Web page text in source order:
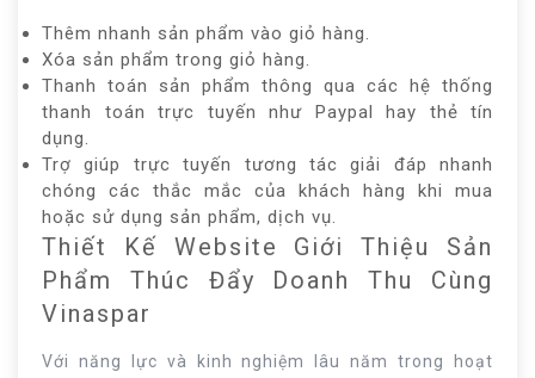
Thêm nhanh sản phẩm vào giỏ hàng.
Xóa sản phẩm trong giỏ hàng.
Thanh toán sản phẩm thông qua các hệ thống
thanh toán trực tuyến như Paypal hay thẻ tín
dụng.
Trợ giúp trực tuyến tương tác giải đáp nhanh
chóng các thắc mắc của khách hàng khi mua
hoặc sử dụng sản phẩm, dịch vụ.
Thiết Kế Website Giới Thiệu Sản
Phẩm Thúc Đẩy Doanh Thu Cùng
Vinaspar
Với năng lực và kinh nghiệm lâu năm trong hoạt